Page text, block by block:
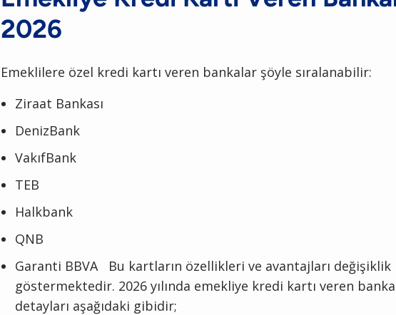
2026
Emeklilere özel kredi kartı veren bankalar şöyle sıralanabilir:
Ziraat Bankası
DenizBank
VakıfBank
TEB
Halkbank
QNB
Garanti BBVA Bu kartların özellikleri ve avantajları değişiklik
göstermektedir. 2026 yılında emekliye kredi kartı veren
detayları aşağıdaki gibidir;